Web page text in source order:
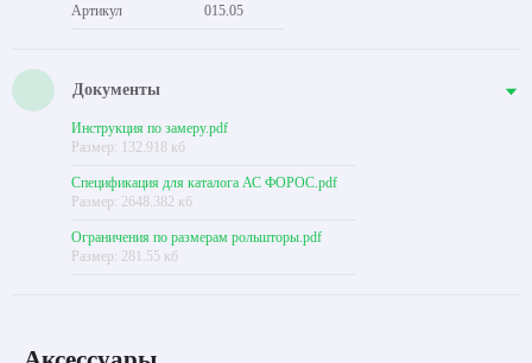
Артикул 015.05
Документы
Инструкция по замеру.pdf
Размер: 132.918 кб
Спецификация для каталога АС ФОРОС.pdf
Размер: 2648.382 кб
Ограничения по размерам рольшторы.pdf
Размер: 281.55 кб